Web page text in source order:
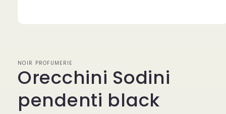
finestra
modale
NOIR PROFUMERIE
Orecchini Sodini
pendenti black